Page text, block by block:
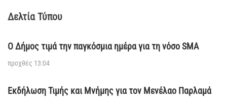
Δελτία Τύπου
Ο Δήμος τιμά την παγκόσμια ημέρα για τη νόσο SMA
προχθές 13:04
Εκδήλωση Τιμής και Μνήμης για τον Μενέλαο Παρλαμά